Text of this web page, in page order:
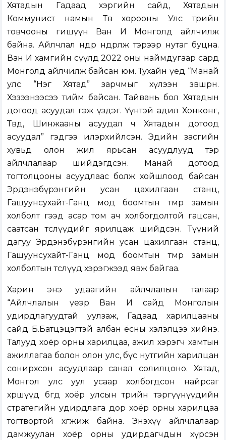
Хятадын Гадаад хэргийн сайд, Хятадын
Коммунист намын Төв хорооны Улс төрийн
товчооны гишүүн Ван И Монголд айлчилж
байна. Айлчлал өнөөдөр өндөрлөж тэрээр нутаг буцна.
Ван И хамгийн сүүлд 2022 оны наймдугаар сард
Монголд айлчилж байсан юм. Тухайн үед “Манай
улс “Нэг Хятад” зарчмыг хүлээн зөвшөөрнө.
Хэзээнээсээ тийм байсан. Тайвань бол Хятадын
дотоод асуудал гэж үздэг. Үүнтэй адил Хонконг,
Төвөд, Шинжааны асуудал ч Хятадын дотоод
асуудал” гэдгээ илэрхийлсэн. Эдийн засгийн
хувьд олон жил ярьсан асуудлууд тэр
айлчлалаар шийдэгдсэн. Манай дотоод
тогтолцооны асуудлаас болж хойшлоод байсан
Эрдэнэбүрэнгийн усан цахилгаан станц,
Гашуунсухайт-Ганц мод боомтын төмөр замын
холболт гээд асар том ач холбогдолтой гацсан,
саатсан төслүүдийг ярилцаж шийдсэн. Түүний
дагуу Эрдэнэбүрэнгийн усан цахилгаан станц,
Гашуунсухайт-Ганц мод боомтын төмөр замын
холболтын төслүүд хэрэгжээд явж байгаа.
Харин энэ удаагийн айлчлалын талаар
“Айлчлалын үеэр Ван И сайд Монголын
удирдлагуудтай уулзаж, Гадаад харилцааны
сайд Б.Батцэцэгтэй албан ёсны хэлэлцээ хийнэ.
Талууд хоёр орны харилцаа, ажил хэрэгч хамтын
ажиллагаа болон олон улс, бүс нутгийн харилцан
сонирхсон асуудлаар санал солилцоно. Хятад,
Монгол улс уул усаар холбогдсон найрсаг
хөршүүд бөгөөд хоёр улсын төрийн тэргүүнүүдийн
стратегийн удирдлага дор хоёр орны харилцаа
тогтвортой хөгжиж байна. Энэхүү айлчлалаар
дамжуулан хоёр орны удирдагчдын хүрсэн